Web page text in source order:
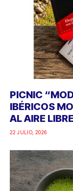
PICNIC
IBÉRICOS
AL AIRE LIBRE
22 JULIO, 2026